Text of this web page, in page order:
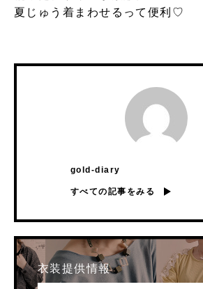
夏じゅう着まわせるって便利♡
gold-diary
すべての記事をみる
衣装提供情報